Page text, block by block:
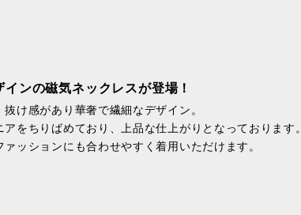
ンの磁気ネックレスが登場！
け感があり華奢で繊細なデザイン。
をちりばめており、上品な仕上がりとなっております。
ッションにも合わせやすく着用いただけます。